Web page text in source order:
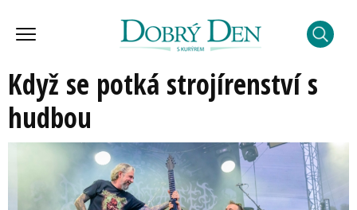
Když se potká strojírenství s
hudbou